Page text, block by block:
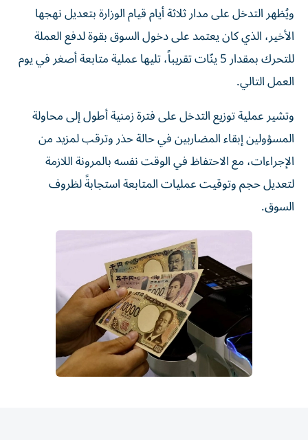
ويُظهر التدخل على مدار ثلاثة أيام قيام الوزارة بتعديل نهجها
الأخير، الذي كان يعتمد على دخول السوق بقوة لدفع العملة
للتحرك بمقدار 5 ينّات تقريباً، تليها عملية متابعة أصغر في يوم
العمل التالي.
وتشير عملية توزيع التدخل على فترة زمنية أطول إلى محاولة
المسؤولين إبقاء المضاربين في حالة حذر وترقب لمزيد من
الإجراءات، مع الاحتفاظ في الوقت نفسه بالمرونة اللازمة
لتعديل حجم وتوقيت عمليات المتابعة استجابةً لظروف
السوق.